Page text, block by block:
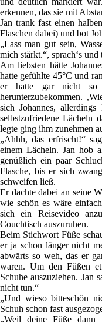
erkennen, das sie mit
Jan trank fast einen
Flaschen dabei) und bot
„Lass man gut sein,
mich stärkt.“, sprach‘s
Am liebsten hätte
hatte gefühlte 45°C und
er hatte gar nicht so
herunterzubekommen.
sich Johannes,
selbstzufriedene Lächeln
legte ging ihm zunehmen
„Ahhh, das erfrischt!“
einem Lächeln. Jan hob
genüßlich ein paar
Flasche, bis er sich
schweifen ließ.
Er dachte dabei an seine
wie schön es wäre
sich ein Reisevideo
Couchtisch auszuruhen.
Beim Stichwort Füße
er ja schon länger nicht
abwärts so weh, das er
waren. Um den Füßen
Schuhe auszuziehen. Jan
nicht tun.“
„Und wieso bitteschön
Schuh schon fast
„Weil deine Füße dann